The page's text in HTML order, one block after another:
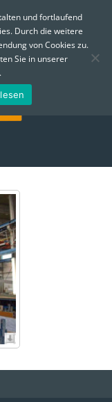
erfurt.de
und fortlaufend
Durch die weitere
von Cookies zu.
Sie in unserer